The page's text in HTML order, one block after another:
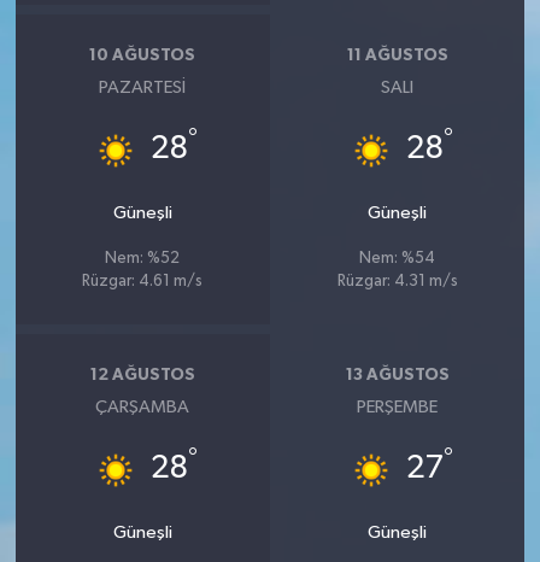
10 AĞUSTOS
PAZARTESI
28°
Güneşli
Nem: %52
Rüzgar: 4.61 m/s
11 AĞUSTOS
SALI
28°
Güneşli
Nem: %54
Rüzgar: 4.31 m/s
12 AĞUSTOS
ÇARŞAMBA
28°
Güneşli
13 AĞUSTOS
PERŞEMBE
27°
Güneşli